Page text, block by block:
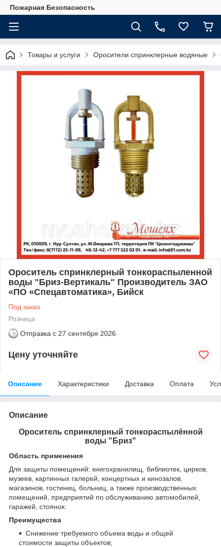
Пожарная Безопасность
Товары и услуги Оросители спринклерные водяные
Ороситель спринклерный тонкораспыленной
воды "Бриз-Вертикаль" Производитель ЗАО
«ПО «Спецавтоматика», Бийск
Под заказ
Розница
Отправка с 27 сентября 2026
Цену уточняйте
Описание Характеристики Доставка Оплата
Описание
Ороситель спринклерный тонкораспылённой
воды "Бриз"
Область применения
Для защиты помещений: книгохранилищ, библиотек, цирков,
музеев, картинных галерей, концертных и кинозалов,
магазинов, гостиниц, больниц, а также производственных
помещений, предприятий по обслуживанию автомобилей,
гаражей, стоянок.
Преимущества
Снижение требуемого объема воды и общей
стоимости защиты объектов;